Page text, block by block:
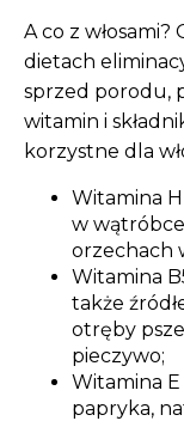
A co z
dietach
sprzed porodu,
witamin i
korzystne dla
Witamina
w wątróbce
orzechach
Witamina
także
otręby
pieczywo;
Witamina
papryka,